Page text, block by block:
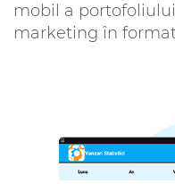
mobil a
marketing în